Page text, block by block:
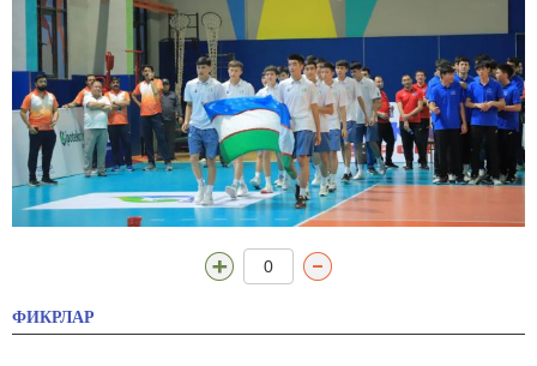
0
ФИКРЛАР